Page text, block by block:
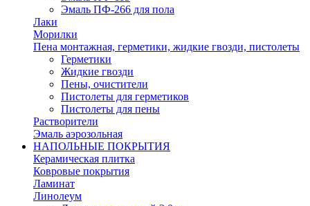
Эмаль ПФ-266 для пола
Лаки
Морилки
Пена монтажная, герметики, жидкие гвозди, пистолеты
Герметики
Жидкие гвозди
Пены, очистители
Пистолеты для герметиков
Пистолеты для пены
Растворители
Эмаль аэрозольная
НАПОЛЬНЫЕ ПОКРЫТИЯ
Керамическая плитка
Ковровые покрытия
Ламинат
Линолеум